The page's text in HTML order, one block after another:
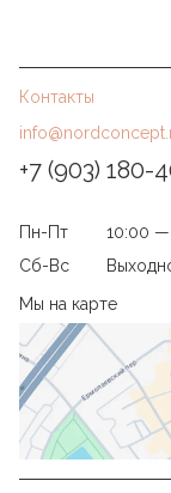
Контакты
+7 (903) 180-
Пн-Пт
10:00 —
Сб-Вс
Мы на карте